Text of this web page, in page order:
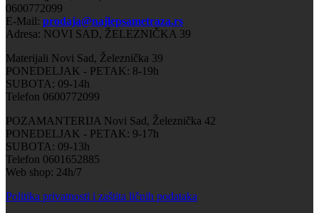
0600772099
E-Mail: prodaja@najlepsametraza.rs
Adresa: NOVI SAD, ŽELEZNIČKA 39
Materijali Novi Sad, Železnička 39
PONEDELJAK - PETAK: 8-19h
SUBOTA: 09-14h
Telefon 0600772099
POZAMANTERIJA Novi Sad, Železnička 42
PONEDELJAK - PETAK: 9-17h
SUBOTA: 09-13h
Telefon 0601652885
Web shop: 24h/7
Politika privatnosti i zaštita ličnih podataka